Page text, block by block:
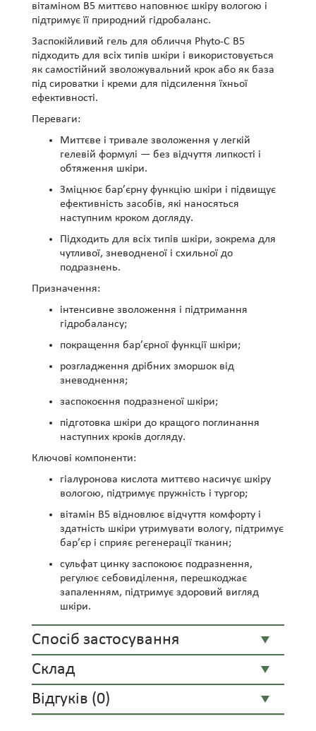
вітаміном B5 миттєво наповнює шкіру вологою і
підтримує її природний гідробаланс.
Заспокійливий гель для обличчя Phyto-C B5
підходить для всіх типів шкіри і використовується
як самостійний зволожувальний крок або як база
під сироватки і креми для підсилення їхньої
ефективності.
Переваги:
Миттєве і тривале зволоження у легкій
гелевій формулі — без відчуття липкості і
обтяження шкіри.
Зміцнює бар’єрну функцію шкіри і підвищує
ефективність засобів, які наносяться
наступним кроком догляду.
Підходить для всіх типів шкіри, зокрема для
чутливої, зневодненої і схильної до
подразнень.
Призначення:
інтенсивне зволоження і підтримання
гідробалансу;
покращення бар’єрної функції шкіри;
розгладження дрібних зморшок від
зневоднення;
заспокоєння подразненої шкіри;
підготовка шкіри до кращого поглинання
наступних кроків догляду.
Ключові компоненти:
гіалуронова кислота миттєво насичує шкіру
вологою, підтримує пружність і тургор;
вітамін B5 відновлює відчуття комфорту і
здатність шкіри утримувати вологу, підтримує
бар’єр і сприяє регенерації тканин;
сульфат цинку заспокоює подразнення,
регулює себовиділення, перешкоджає
запаленням, підтримує здоровий вигляд
шкіри.
Спосіб застосування
Склад
Відгуків (0)